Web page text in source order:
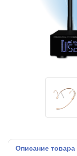
Описание товара